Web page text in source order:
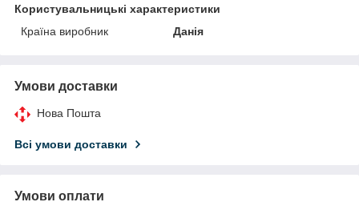
Користувальницькі характеристики
Країна виробник
Данія
Умови доставки
Нова Пошта
Всі умови доставки
Умови оплати